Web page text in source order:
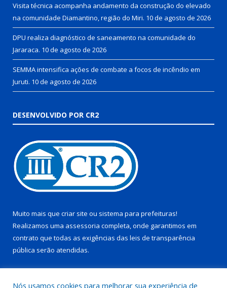
Visita técnica acompanha andamento da construção do elevado
na comunidade Diamantino, região do Miri. 10 de agosto de 2026
DPU realiza diagnóstico de saneamento na comunidade do
Jararaca. 10 de agosto de 2026
SEMMA intensifica ações de combate a focos de incêndio em
Juruti. 10 de agosto de 2026
DESENVOLVIDO POR CR2
Muito mais que criar site ou sistema para prefeituras!
Realizamos uma assessoria completa, onde garantimos em
contrato que todas as exigências das leis de transparência
pública serão atendidas.
Nós usamos cookies para melhorar sua experiência de